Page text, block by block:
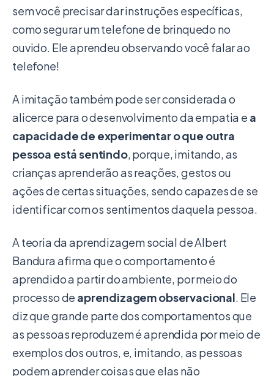
sem você precisar dar instruções específicas,
como segurar um telefone de brinquedo no
ouvido. Ele aprendeu observando você falar ao
telefone!
A imitação também pode ser considerada o
alicerce para o desenvolvimento da empatia e a
capacidade de experimentar o que outra
pessoa está sentindo, porque, imitando, as
crianças aprenderão as reações, gestos ou
ações de certas situações, sendo capazes de se
identificar com os sentimentos daquela pessoa.
A teoria da aprendizagem social de Albert
Bandura afirma que o comportamento é
aprendido a partir do ambiente, por meio do
processo de aprendizagem observacional. Ele
diz que grande parte dos comportamentos que
as pessoas reproduzem é aprendida por meio de
exemplos dos outros, e, imitando, as pessoas
podem aprender coisas que elas não